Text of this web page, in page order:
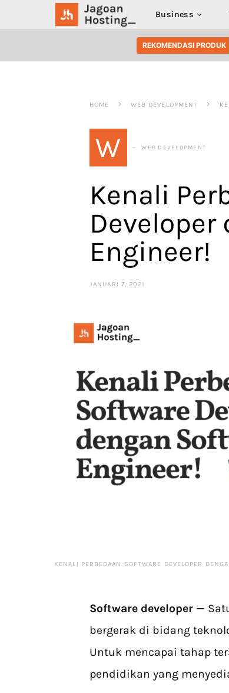
Business
SEARCH FOR:
REKOMENDASI PRODUK
HOME WEB DEVELOPMENT
W WEB DEVELOPMENT
Kenali
Developer
Engineer!
JANUARI 7, 2021
KENALI PERBEDAAN SOFTWARE DEVELOPER
Software developer —
bergerak di bidang
Untuk mencapai tahap
pendidikan yang